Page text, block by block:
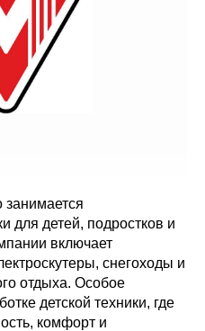
для детей, подростков и
включает
снегоходы и
отдыха. Особое
детской техники, где
комфорт и